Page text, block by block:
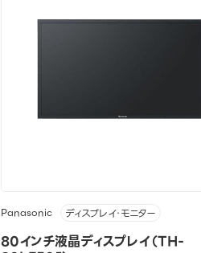
Panasonic ディスプレイ・モニター
80インチ液晶ディスプレイ（TH-